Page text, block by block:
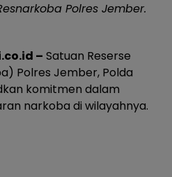
Polres Jember.
– Satuan Reserse
Polres Jember, Polda
komitmen dalam
narkoba di wilayahnya.